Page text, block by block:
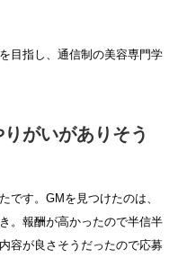
目指し、通信制の美容専門学
がいがありそう
です。GMを見つけたのは、
。報酬が高かったので半信半
容が良さそうだったので応募